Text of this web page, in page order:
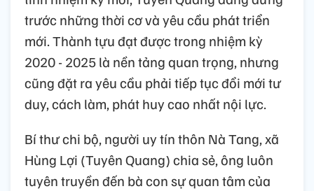
trước những thời cơ và yêu cầu phát triển
mới. Thành tựu đạt được trong nhiệm kỳ
2020 - 2025 là nền tảng quan trọng, nhưng
cũng đặt ra yêu cầu phải tiếp tục đổi mới tư
duy, cách làm, phát huy cao nhất nội lực.
Bí thư chi bộ, người uy tín thôn Nà Tang, xã
Hùng Lợi (Tuyên Quang) chia sẻ, ông luôn
tuyên truyền đến bà con sự quan tâm của